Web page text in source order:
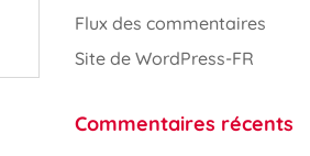
Flux des commentaires
Site de WordPress-FR
Commentaires récents